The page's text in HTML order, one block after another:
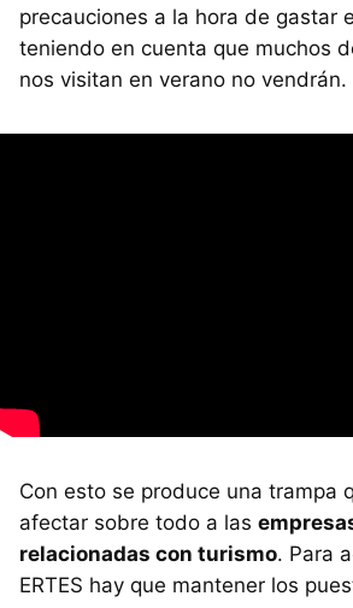
precauciones a la hora de gastar
teniendo en cuenta que muchos
nos visitan en verano no vendrán.
Con esto se produce una trampa
afectar sobre todo a las
relacionadas con turismo. Para
ERTES hay que mantener los